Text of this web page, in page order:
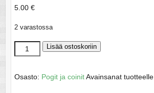
5.00 €
2 varastossa
Pog
Jari
Lisää ostoskoriin
Osasto: Pogit ja coinitAvainsanat tuotteelle